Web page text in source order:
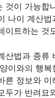
것이 가능합
나이 계산
이트하는 것
산법과 종류
이와의 행
른 정보와
두가 반려묘